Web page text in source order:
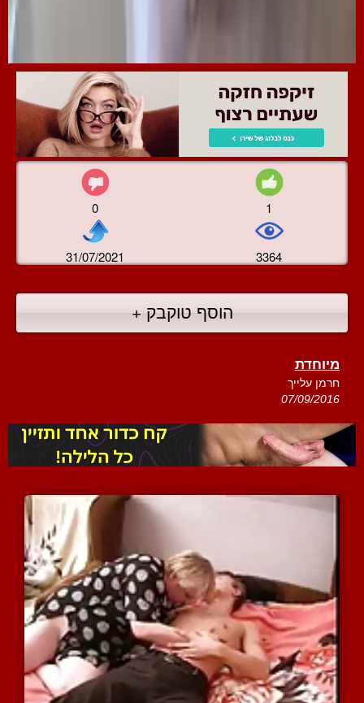
0 1
31/07/2021 3364
הוסף טוקבק +
מיוחדת
חרמן עלייך
07/09/2016